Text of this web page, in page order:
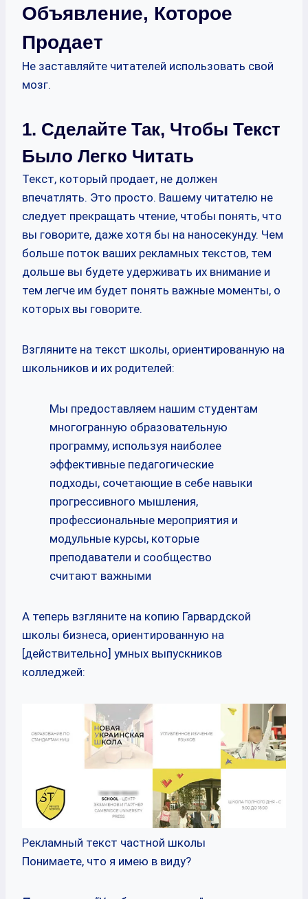
Объявление, Которое
Продает
Не заставляйте читателей использовать свой
мозг.
1. Сделайте Так, Чтобы Текст
Было Легко Читать
Текст, который продает, не должен
впечатлять. Это просто. Вашему читателю не
следует прекращать чтение, чтобы понять, что
вы говорите, даже хотя бы на наносекунду. Чем
больше поток ваших рекламных текстов, тем
дольше вы будете удерживать их внимание и
тем легче им будет понять важные моменты, о
которых вы говорите.
Взгляните на текст школы, ориентированную на
школьников и их родителей:
Мы предоставляем нашим студентам
многогранную образовательную
программу, используя наиболее
эффективные педагогические
подходы, сочетающие в себе навыки
прогрессивного мышления,
профессиональные мероприятия и
модульные курсы, которые
преподаватели и сообщество
считают важными
А теперь взгляните на копию Гарвардской
школы бизнеса, ориентированную на
[действительно] умных выпускников
колледжей:
Рекламный текст частной школы
Понимаете, что я имею в виду?